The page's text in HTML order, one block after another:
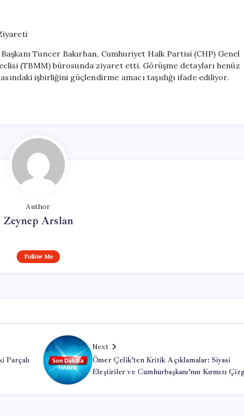
için
Tuncer Bakırhan, Cumhuriyet Halk Partisi (CHP) Genel
(TBMM) bürosunda ziyaret etti. Görüşme detayları henüz
işbirliğini güçlendirme amacı taşıdığı ifade ediliyor.
Author
Zeynep Arslan
Follow Me
Parçalı
Next
Ömer Çelik’ten Kritik Açıklamalar: Siyasi
Eleştiriler ve Cumhurbaşkanı’nın Kırmızı